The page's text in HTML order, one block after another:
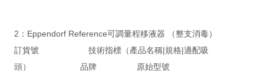
2：Eppendorf Reference可調量程移液器 （整支消毒）
訂貨號 技術指標（產品名稱|規格|適配吸
頭） 品牌 原始型號